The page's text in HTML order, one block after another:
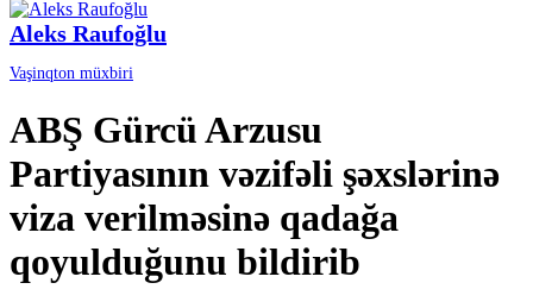
Aleks Raufoğlu
Vaşinqton müxbiri
ABŞ Gürcü Arzusu
Partiyasının vəzifəli şəxslərinə
viza verilməsinə qadağa
qoyulduğunu bildirib